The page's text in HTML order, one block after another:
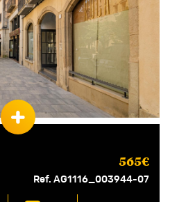
565€
Ref. AG1116_003944-07